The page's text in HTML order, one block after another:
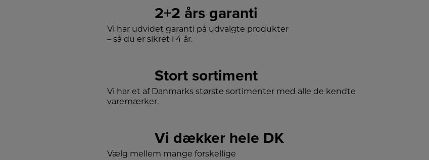
2+2 års garanti
Vi har udvidet garanti på udvalgte produkter
– så du er sikret i 4 år.
Stort sortiment
Vi har et af Danmarks største sortimenter med alle de kendte
varemærker.
Vi dækker hele DK
Vælg mellem mange forskellige